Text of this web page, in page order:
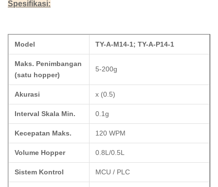
Spesifikasi:
Model TY-A-M14-1; TY-A-P14-1
Maks. Penimbangan
(satu hopper)
5-200g
Akurasi x (0.5)
Interval Skala Min. 0.1g
Kecepatan Maks. 120 WPM
Volume Hopper 0.8L/0.5L
Sistem Kontrol MCU / PLC